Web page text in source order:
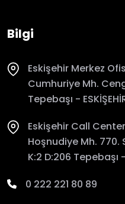
Bilgi
Eskişehir Merkez
Cumhuriye Mh.
Tepebaşı -
Eskişehir Call Center
Hoşnudiye Mh. 770.
K:2 D:206 Tepebaşı -
0 222 221 80 89